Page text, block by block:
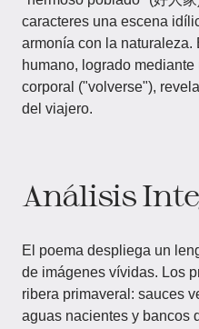
caracteres una escena
armonía con la naturaleza.
humano, logrado
corporal ("volverse"),
del viajero.
Análisis
El poema despliega un
de imágenes vívidas. Los
ribera primaveral: sauces
aguas nacientes y bancos